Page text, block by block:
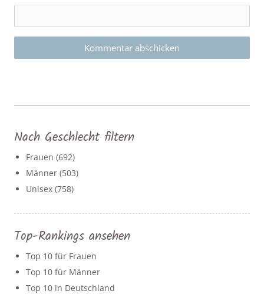
Nach Geschlecht filtern
Frauen (692)
Männer (503)
Unisex (758)
Top-Rankings ansehen
Top 10 für Frauen
Top 10 für Männer
Top 10 in Deutschland